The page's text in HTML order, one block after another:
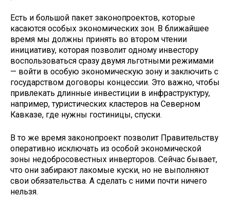
Есть и большой пакет законопроектов, которые
касаются особых экономических зон. В ближайшее
время мы должны принять во втором чтении
инициативу, которая позволит одному инвестору
воспользоваться сразу двумя льготными режимами
— войти в особую экономическую зону и заключить с
государством договоры концессии. Это важно, чтобы
привлекать длинные инвестиции в инфраструктуру,
например, туристических кластеров на Северном
Кавказе, где нужны гостиницы, спуски.
В то же время законопроект позволит Правительству
оперативно исключать из особой экономической
зоны недобросовестных инверторов. Сейчас бывает,
что они забирают лакомые куски, но не выполняют
свои обязательства. А сделать с ними почти ничего
нельзя.